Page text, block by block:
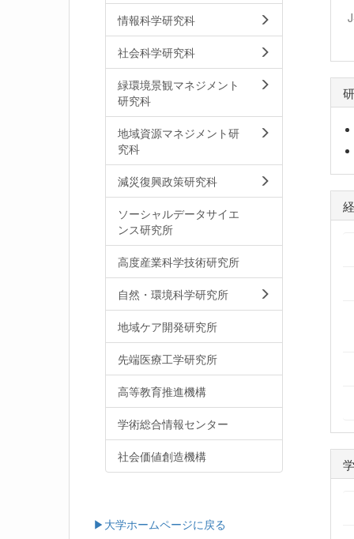
情報科学研究科
社会科学研究科
緑環境景観マネジメント
研究科
地域資源マネジメント研
究科
減災復興政策研究科
ソーシャルデータサイエ
ンス研究所
高度産業科学技術研究所
自然・環境科学研究所
地域ケア開発研究所
先端医療工学研究所
高等教育推進機構
学術総合情報センター
社会価値創造機構
▶大学ホームページに戻る